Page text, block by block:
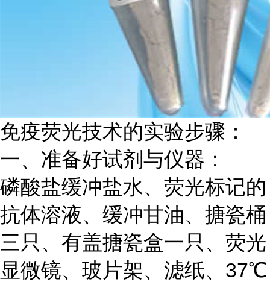
免疫荧光技术的实验步骤：
一、准备好试剂与仪器：
磷酸盐缓冲盐水、荧光标记的
抗体溶液、缓冲甘油、搪瓷桶
三只、有盖搪瓷盒一只、荧光
显微镜、玻片架、滤纸、 37℃